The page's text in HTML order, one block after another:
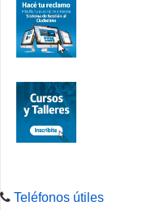
Teléfonos útiles